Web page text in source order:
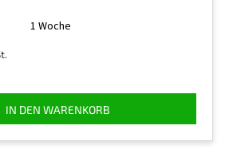
1 Woche
IN DEN WARENKORB